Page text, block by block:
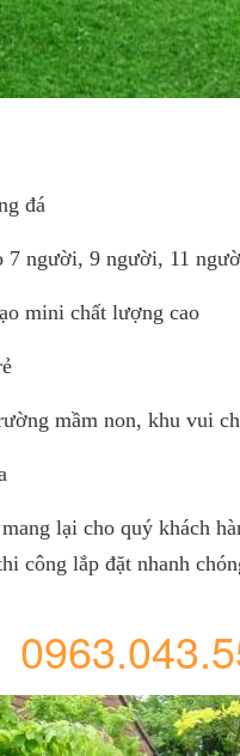
đá
7 người, 9 người, 11
mini chất lượng cao
mầm non, khu vui
lại cho quý khách
công lắp đặt nhanh